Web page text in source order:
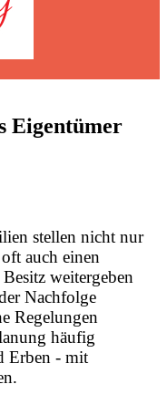
Eigentümer
stellen nicht nur
auch einen
weitergeben
Nachfolge
Regelungen
häufig
Erben - mit